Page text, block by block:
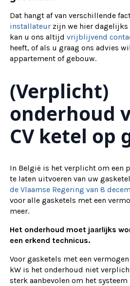
Dat hangt af van verschillende
installateur zijn we hier dagelijks
kan u ons altijd vrijblijvend
heeft, of als u graag ons advies
appartement of gebouw.
(Verplicht)
onderhoud
CV ketel op
In België is het verplicht om een
te laten uitvoeren van uw
de Vlaamse Regering van 8
voor alle gasketels met een
meer.
Het onderhoud moet jaarlijks
een erkend technicus.
Voor gasketels met een
kW is het onderhoud niet
sterk aanbevolen om het